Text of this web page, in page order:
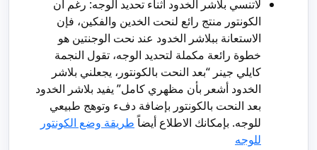
لاتنسي بلاشر الخدود أثناء تحديد الوجه: رغم أن
الكونتور منتج رائع لنحت الخدين والفكين، فإن
الاستعانة ببلاشر الخدود عند نحت الوجنتين هو
خطوة رائعة مكملة لتحديد الوجه، تقول النجمة
كايلي جينر “بعد النحت بالكونتور، يجعلني بلاشر
الخدود أشعر بأن مظهري كامل” يفيد بلاشر الخدود
بعد النحت بالكونتور بإضافة دفء وتوهج طبيعي
للوجه. بإمكانك الاطلاع أيضاًطريقة وضع الكونتور
للوجه